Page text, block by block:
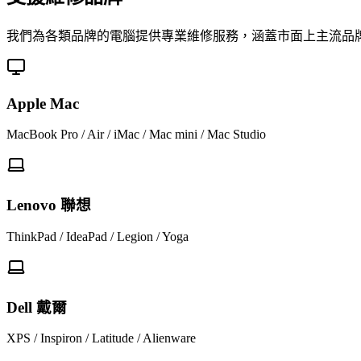
我們為各類品牌的電腦提供專業維修服務，涵蓋市面上主流品
Apple Mac
MacBook Pro / Air / iMac / Mac mini / Mac Studio
Lenovo 聯想
ThinkPad / IdeaPad / Legion / Yoga
Dell 戴爾
XPS / Inspiron / Latitude / Alienware